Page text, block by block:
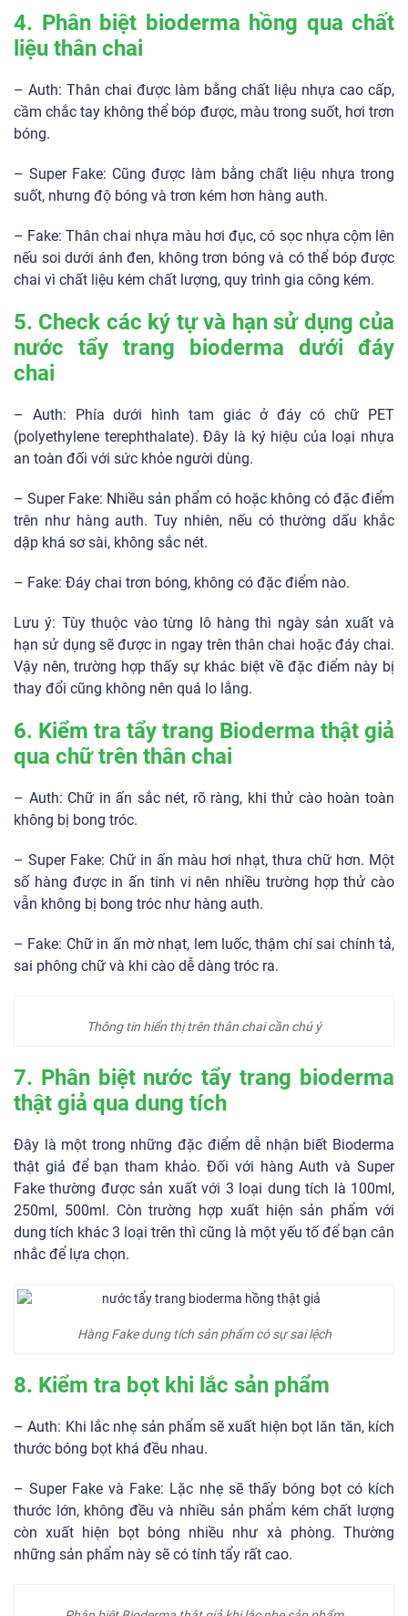
4. Phân biệt bioderma hồng qua chất
liệu thân chai
– Auth: Thân chai được làm bằng chất liệu nhựa cao cấp,
cầm chắc tay không thể bóp được, màu trong suốt, hơi trơn
bóng.
– Super Fake: Cũng được làm bằng chất liệu nhựa trong
suốt, nhưng độ bóng và trơn kém hơn hàng auth.
– Fake: Thân chai nhựa màu hơi đục, có sọc nhựa cộm lên
nếu soi dưới ánh đen, không trơn bóng và có thể bóp được
chai vì chất liệu kém chất lượng, quy trình gia công kém.
5. Check các ký tự và hạn sử dụng của
nước tẩy trang bioderma dưới đáy
chai
– Auth: Phía dưới hình tam giác ở đáy có chữ PET
(polyethylene terephthalate). Đây là ký hiệu của loại nhựa
an toàn đối với sức khỏe người dùng.
– Super Fake: Nhiều sản phẩm có hoặc không có đặc điểm
trên như hàng auth. Tuy nhiên, nếu có thường dấu khắc
dập khá sơ sài, không sắc nét.
– Fake: Đáy chai trơn bóng, không có đặc điểm nào.
Lưu ý: Tùy thuộc vào từng lô hàng thì ngày sản xuất và
hạn sử dụng sẽ được in ngay trên thân chai hoặc đáy chai.
Vậy nên, trường hợp thấy sự khác biệt về đặc điểm này bị
thay đổi cũng không nên quá lo lắng.
6. Kiểm tra tẩy trang Bioderma thật giả
qua chữ trên thân chai
– Auth: Chữ in ấn sắc nét, rõ ràng, khi thử cào hoàn toàn
không bị bong tróc.
– Super Fake: Chữ in ấn màu hơi nhạt, thưa chữ hơn. Một
số hàng được in ấn tinh vi nên nhiều trường hợp thử cào
vẫn không bị bong tróc như hàng auth.
– Fake: Chữ in ấn mờ nhạt, lem luốc, thậm chí sai chính tả,
sai phông chữ và khi cào dễ dàng tróc ra.
7. Phân biệt nước tẩy trang bioderma
thật giả qua dung tích
Đây là một trong những đặc điểm dễ nhận biết Bioderma
thật giả để bạn tham khảo. Đối với hàng Auth và Super
Fake thường được sản xuất với 3 loại dung tích là 100ml,
250ml, 500ml. Còn trường hợp xuất hiện sản phẩm với
dung tích khác 3 loại trên thì cũng là một yếu tố để bạn cân
8. Kiểm tra bọt khi lắc sản phẩm
– Auth: Khi lắc nhẹ sản phẩm sẽ xuất hiện bọt lăn tăn, kích
– Super Fake và Fake: Lặc nhẹ sẽ thấy bóng bọt có kích
thước lớn, không đều và nhiều sản phẩm kém chất lượng
còn xuất hiện bọt bóng nhiều như xà phòng. Thường